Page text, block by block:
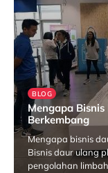
BLOG
Mengapa
Berkembang
Mengapa bisnis
Bisnis daur ulang
pengolahan